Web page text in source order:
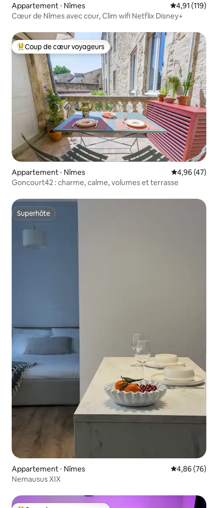
Appartement ⋅ Nîmes Évaluation
4,91 (119)
Cœur de Nîmes avec cour, Clim wifi Netflix Disney+
Coups de cœur voyageurs les plus appréciés
Coup de cœur voyageurs
Appartement ⋅ Nîmes Évaluation
4,96 (47)
Goncourt42 : charme, calme, volumes et terrasse
Superhôte
Superhôte
Appartement ⋅ Nîmes Évaluation
4,86 (76)
Nemausus XIX